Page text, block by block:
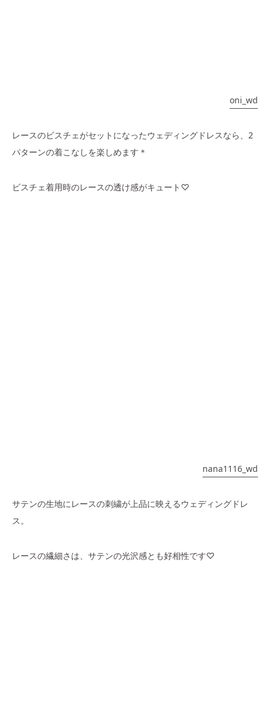
oni_wd
レースのビスチェがセットになったウェディングドレスなら、2
パターンの着こなしを楽しめます＊
ビスチェ着用時のレースの透け感がキュート♡
nana1116_wd
サテンの生地にレースの刺繍が上品に映えるウェディングドレ
ス。
レースの繊細さは、サテンの光沢感とも好相性です♡